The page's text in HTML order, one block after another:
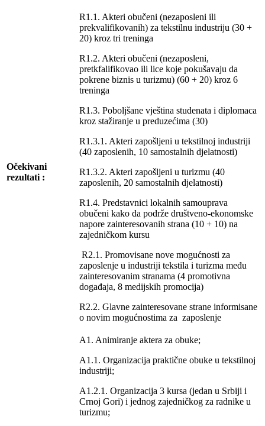
Očekivani
rezultati :
R1.1. Akteri obučeni (nezaposleni ili
prekvalifikovanih) za tekstilnu industriju (30 +
20) kroz tri treninga
R1.2. Akteri obučeni (nezaposleni,
pretkfalifikovao ili lice koje pokušavaju da
pokrene biznis u turizmu) (60 + 20) kroz 6
treninga
R1.3. Poboljšane vještina studenata i diplomaca
kroz stažiranje u preduzećima (30)
R1.3.1. Akteri zapošljeni u tekstilnoj industriji
(40 zaposlenih, 10 samostalnih djelatnosti)
R1.3.2. Akteri zapošljeni u turizmu (40
zaposlenih, 20 samostalnih djelatnosti)
R1.4. Predstavnici lokalnih samouprava
obučeni kako da podrže društveno-ekonomske
napore zainteresovanih strana (10 + 10) na
zajedničkom kursu
R2.1. Promovisane nove mogućnosti za
zaposlenje u industriji tekstila i turizma među
zainteresovanim stranama (4 promotivna
događaja, 8 medijskih promocija)
R2.2. Glavne zainteresovane strane informisane
o novim mogućnostima za zaposlenje
A1. Animiranje aktera za obuke;
A1.1. Organizacija praktične obuke u tekstilnoj
industriji;
A1.2.1. Organizacija 3 kursa (jedan u Srbiji i
Crnoj Gori) i jednog zajedničkog za radnike u
turizmu;